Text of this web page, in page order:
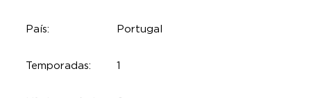
País: Portugal
Temporadas: 1